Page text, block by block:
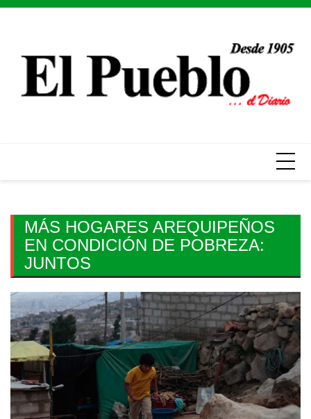
Skip
MÁS HOGARES AREQUIPEÑOS
EN CONDICIÓN DE POBREZA:
JUNTOS